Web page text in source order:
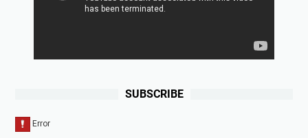
SUBSCRIBE